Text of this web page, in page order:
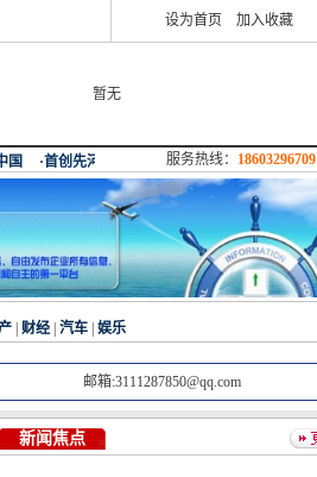
设为首页 加入收藏
暂无
服务热线： 18603296709
财经 汽车 娱乐
邮箱:3111287850@qq.com
新闻焦点